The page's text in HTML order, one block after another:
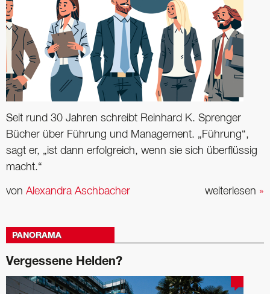
Seit rund 30 Jahren schreibt Reinhard K. Sprenger
Bücher über Führung und ­Management. „Führung“,
sagt er, „ist dann erfolgreich, wenn sie sich überflüssig
macht.“
weiterlesen »
von Alexandra Aschbacher
PANORAMA
Vergessene Helden?